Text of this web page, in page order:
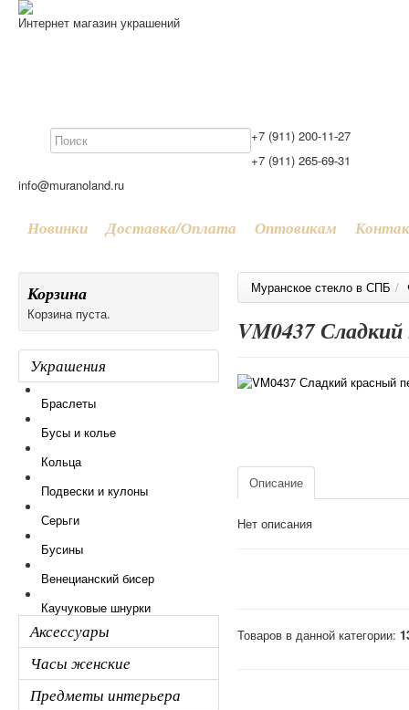
Интернет магазин украшений
+7 (911) 200-11-27
+7 (911) 265-69-31
info@muranoland.ru
Новинки Доставка/Оплата Оптовикам
Корзина
Корзина пуста.
Украшения
Браслеты
Бусы и колье
Кольца
Подвески и кулоны
Серьги
Бусины
Венецианский бисер
Каучуковые шнурки
Аксессуары
Часы женские
Предметы интерьера
Муранское стекло в СПБ /
VM0437
Описание
Нет описания
Товаров в данной категории: